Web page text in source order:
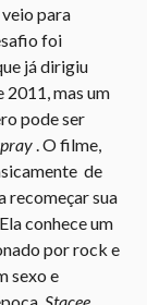
para
foi
já dirigiu
2011, mas um
pode ser
. O filme,
de
recomeçar sua
conhece um
por rock e
sexo e